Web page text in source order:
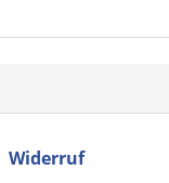
Widerruf